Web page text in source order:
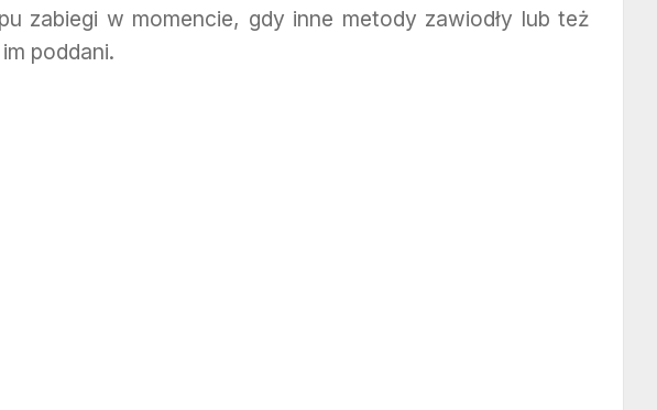
zabiegi w momencie, gdy inne metody zawiodły lub też
poddani.